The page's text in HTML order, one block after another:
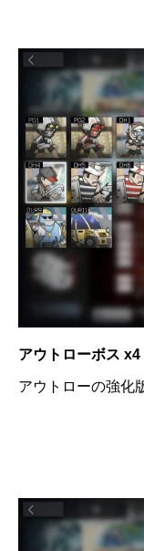
アウトローボス x4
アウトローの強化